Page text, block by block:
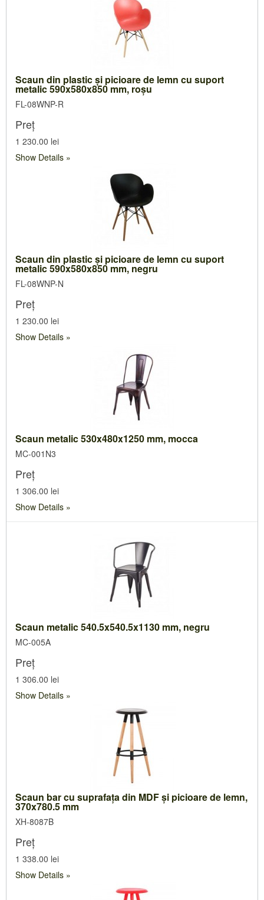
Scaun din plastic şi picioare de lemn cu suport
metalic 590x580x850 mm, roşu
FL-08WNP-R
Preț
1 230.00 lei
Show Details
Scaun din plastic şi picioare de lemn cu suport
metalic 590x580x850 mm, negru
FL-08WNP-N
Preț
1 230.00 lei
Show Details
Scaun metalic 530x480x1250 mm, mocca
MC-001N3
Preț
1 306.00 lei
Show Details
Scaun metalic 540.5x540.5x1130 mm, negru
MC-005A
Preț
1 306.00 lei
Show Details
Scaun bar cu suprafaţa din MDF şi picioare de lemn,
370x780.5 mm
XH-8087B
Preț
1 338.00 lei
Show Details